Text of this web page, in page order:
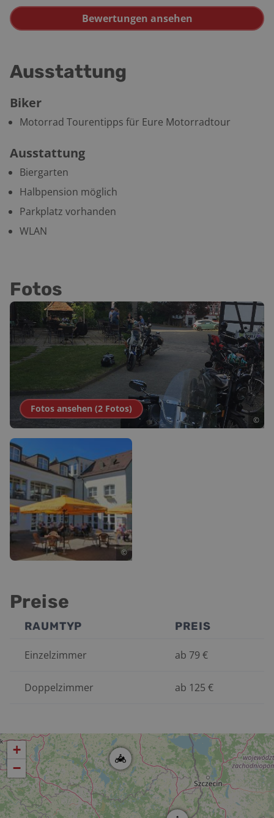
Bewertungen ansehen
Ausstattung
Biker
Motorrad Tourentipps für Eure Motorradtour
Ausstattung
Biergarten
Halbpension möglich
Parkplatz vorhanden
WLAN
Fotos
©
Fotos ansehen (2 Fotos)
©
Preise
RAUMTYP PREIS
Einzelzimmer ab 79 €
Doppelzimmer ab 125 €
+
−